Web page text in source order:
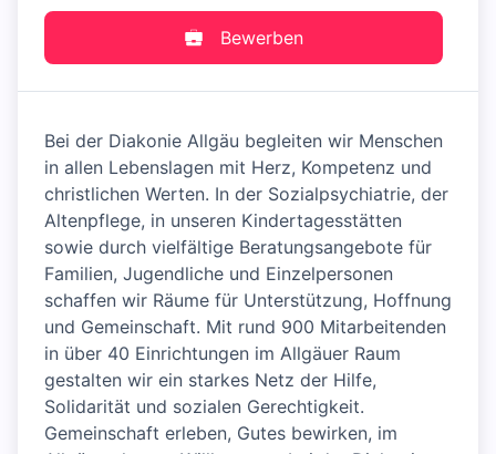
Bewerben
Bei der Diakonie Allgäu begleiten wir Menschen
in allen Lebenslagen mit Herz, Kompetenz und
christlichen Werten. In der Sozialpsychiatrie, der
Altenpflege, in unseren Kindertagesstätten
sowie durch vielfältige Beratungsangebote für
Familien, Jugendliche und Einzelpersonen
schaffen wir Räume für Unterstützung, Hoffnung
und Gemeinschaft. Mit rund 900 Mitarbeitenden
in über 40 Einrichtungen im Allgäuer Raum
gestalten wir ein starkes Netz der Hilfe,
Solidarität und sozialen Gerechtigkeit.
Gemeinschaft erleben, Gutes bewirken, im